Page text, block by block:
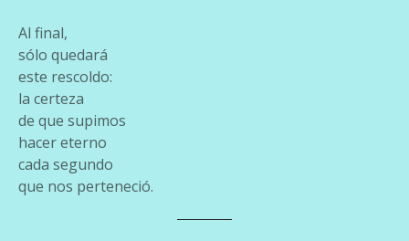
Al final,
sólo quedará
este rescoldo:
la certeza
de que supimos
hacer eterno
cada segundo
que nos perteneció.